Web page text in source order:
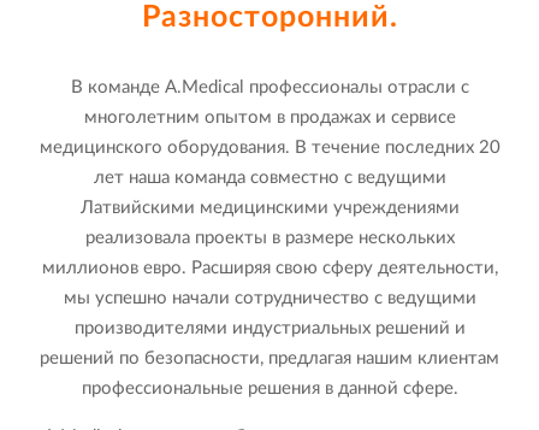
Разносторонний.
В команде A.Medical профессионалы отрасли с
многолетним опытом в продажах и сервисе
медицинского оборудования. В течение последних 20
лет наша команда совместно с ведущими
Латвийскими медицинскими учреждениями
реализовала проекты в размере нескольких
миллионов евро. Расширяя свою сферу деятельности,
мы успешно начали сотрудничество с ведущими
производителями индустриальных решений и
решений по безопасности, предлагая нашим клиентам
профессиональные решения в данной сфере.